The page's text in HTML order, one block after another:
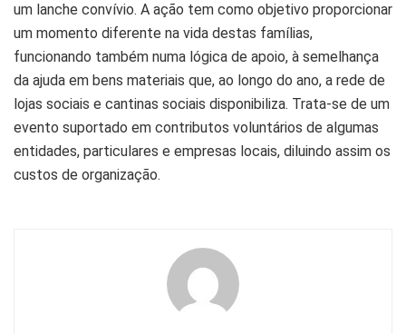
um lanche convívio. A ação tem como objetivo proporcionar
um momento diferente na vida destas famílias,
funcionando também numa lógica de apoio, à semelhança
da ajuda em bens materiais que, ao longo do ano, a rede de
lojas sociais e cantinas sociais disponibiliza. Trata-se de um
evento suportado em contributos voluntários de algumas
entidades, particulares e empresas locais, diluindo assim os
custos de organização.